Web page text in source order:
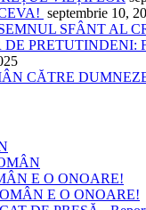
septembrie 10,
SFÂNT AL
CĂTRE
E O ONOARE!
E O ONOARE!